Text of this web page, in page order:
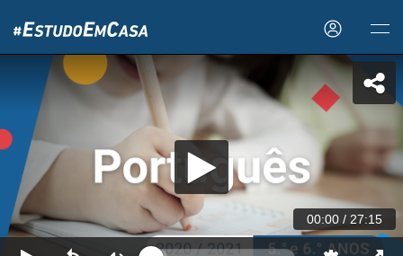
00:00 / 27:15